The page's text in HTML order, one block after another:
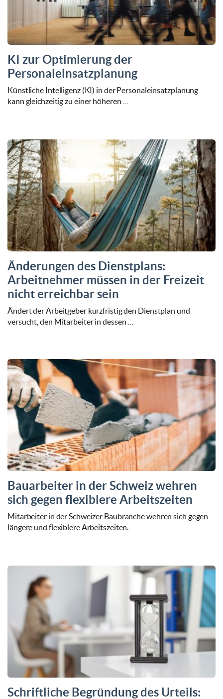
KI zur Optimierung der
Personaleinsatzplanung
Künstliche Intelligenz (KI) in der Personaleinsatzplanung
kann gleichzeitig zu einer höheren …
Änderungen des Dienstplans:
Arbeitnehmer müssen in der Freizeit
nicht erreichbar sein
Ändert der Arbeitgeber kurzfristig den Dienstplan und
versucht, den Mitarbeiter in dessen …
Bauarbeiter in der Schweiz wehren
sich gegen flexiblere Arbeitszeiten
Mitarbeiter in der Schweizer Baubranche wehren sich gegen
längere und flexiblere Arbeitszeiten. …
Schriftliche Begründung des Urteils: